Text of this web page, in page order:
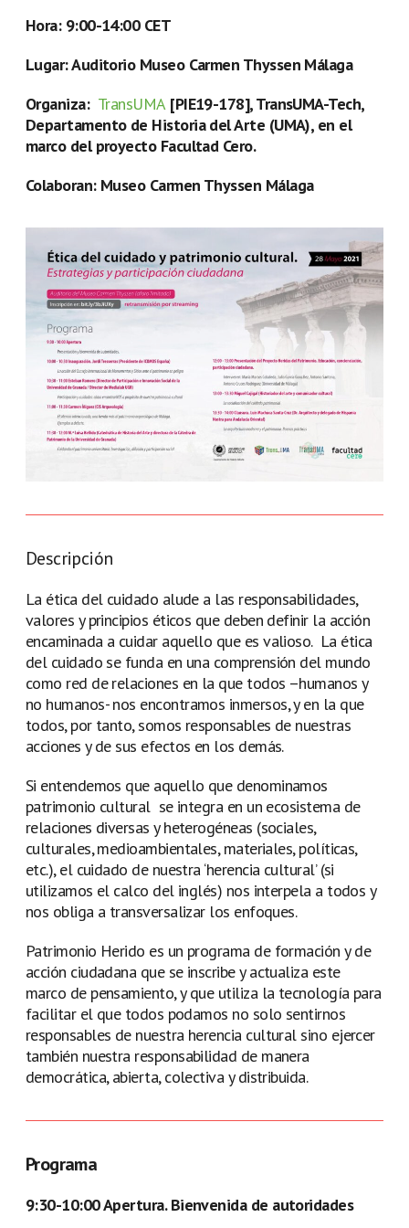
Hora: 9:00-14:00 CET
Lugar: Auditorio Museo Carmen Thyssen Málaga
Organiza: TransUMA[PIE19-178], TransUMA-Tech,
Departamento de Historia del Arte (UMA), en el
marco del proyecto Facultad Cero.
Colaboran: Museo Carmen Thyssen Málaga
Descripción
La ética del cuidado alude a las responsabilidades,
valores y principios éticos que deben definir la acción
encaminada a cuidar aquello que es valioso. La ética
del cuidado se funda en una comprensión del mundo
como red de relaciones en la que todos –humanos y
no humanos- nos encontramos inmersos, y en la que
todos, por tanto, somos responsables de nuestras
acciones y de sus efectos en los demás.
Si entendemos que aquello que denominamos
patrimonio cultural se integra en un ecosistema de
relaciones diversas y heterogéneas (sociales,
culturales, medioambientales, materiales, políticas,
etc.), el cuidado de nuestra ‘herencia cultural’ (si
utilizamos el calco del inglés) nos interpela a todos y
nos obliga a transversalizar los enfoques.
Patrimonio Herido es un programa de formación y de
acción ciudadana que se inscribe y actualiza este
marco de pensamiento, y que utiliza la tecnología para
facilitar el que todos podamos no solo sentirnos
responsables de nuestra herencia cultural sino ejercer
también nuestra responsabilidad de manera
democrática, abierta, colectiva y distribuida.
Programa
9:30-10:00 Apertura. Bienvenida de autoridades